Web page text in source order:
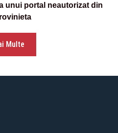
unui portal neautorizat din
Multe